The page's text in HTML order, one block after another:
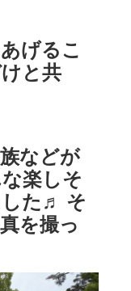
げるこ
と共
などが
楽しそ
した♬ そ
を撮っ